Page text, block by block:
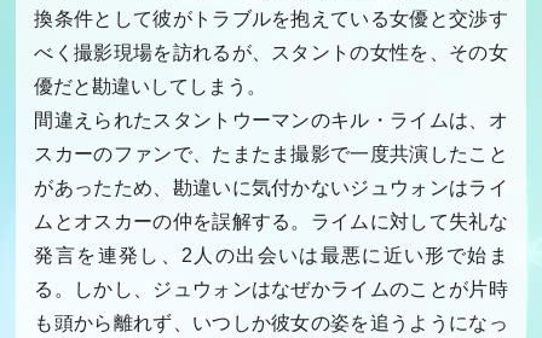
換条件として彼がトラブルを抱えている女優と交渉す
べく撮影現場を訪れるが、スタントの女性を、その女
優だと勘違いしてしまう。
間違えられたスタントウーマンのキル・ライムは、オ
スカーのファンで、たまたま撮影で一度共演したこと
があったため、勘違いに気付かないジュウォンはライ
ムとオスカーの仲を誤解する。ライムに対して失礼な
発言を連発し、2人の出会いは最悪に近い形で始ま
る。しかし、ジュウォンはなぜかライムのことが片時
も頭から離れず、いつしか彼女の姿を追うようになっ